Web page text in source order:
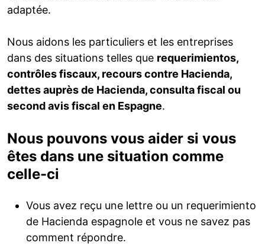
adaptée.
Nous aidons les particuliers et les entreprises
dans des situations telles que requerimientos,
contrôles fiscaux, recours contre Hacienda,
dettes auprès de Hacienda, consulta fiscal ou
second avis fiscal en Espagne.
Nous pouvons vous aider si vous
êtes dans une situation comme
celle-ci
Vous avez reçu une lettre ou un requerimiento
de Hacienda espagnole et vous ne savez pas
comment répondre.